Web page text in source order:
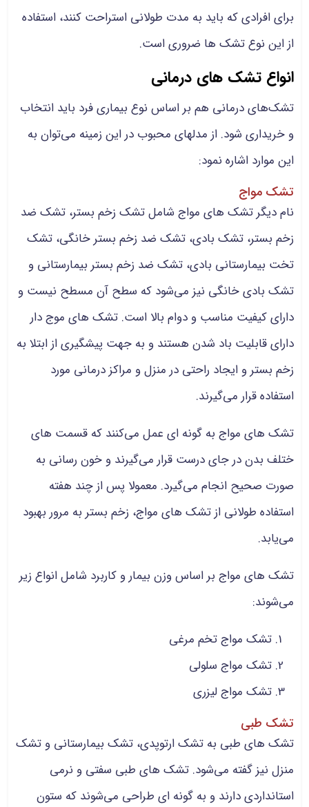
برای افرادی که باید به مدت طولانی استراحت کنند، استفاده
از این نوع تشک ها ضروری است.
انواع تشک های درمانی
تشک‌های درمانی هم بر اساس نوع بیماری فرد باید انتخاب
و خریداری شود. از مدلهای محبوب در این زمینه می‌توان به
این موارد اشاره نمود:
تشک مواج
نام دیگر تشک های مواج شامل تشک زخم بستر، تشک ضد
زخم بستر، تشک بادی، تشک ضد زخم بستر خانگی، تشک
تخت بیمارستانی بادی، تشک ضد زخم بستر بیمارستانی و
تشک بادی خانگی نیز می‌شود که سطح آن مسطح نیست و
دارای کیفیت مناسب و دوام بالا است. تشک های موج دار
دارای قابلیت باد شدن هستند و به جهت پیشگیری از ابتلا به
زخم بستر و ایجاد راحتی در منزل و مراکز درمانی مورد
استفاده قرار می‌گیرند.
تشک های مواج به گونه ای عمل می‌کنند که قسمت های
ختلف بدن در جای درست قرار می‌گیرند و خون رسانی به
صورت صحیح انجام می‌گیرد. معمولا پس از چند هفته
استفاده طولانی از تشک های مواج، زخم بستر به مرور بهبود
می‌یابد.
تشک های مواج بر اساس وزن بیمار و کاربرد شامل انواع زیر
می‌شوند:
تشک مواج تخم مرغی
تشک مواج سلولی
تشک مواج لیزری
تشک طبی
تشک های طبی به تشک ارتوپدی، تشک بیمارستانی و تشک
منزل نیز گفته می‌شود. تشک های طبی سفتی و نرمی
استانداردی دارند و به گونه ای طراحی می‌شوند که ستون